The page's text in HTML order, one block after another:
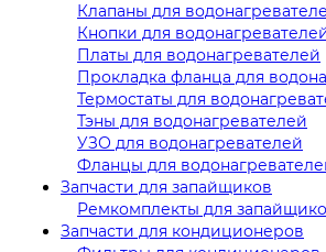
Клапаны для
Кнопки для
Платы для водонагревателей
Прокладка фланца для
Термостаты для
Тэны для водонагревателей
УЗО для водонагревателей
Фланцы для
Запчасти для запайщиков
Ремкомплекты для
Запчасти для кондиционеров